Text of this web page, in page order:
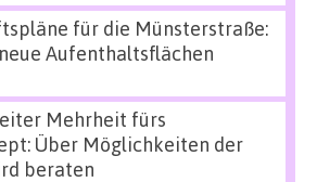
für die Münsterstraße:
Aufenthaltsflächen
Mehrheit fürs
Über Möglichkeiten der
beraten